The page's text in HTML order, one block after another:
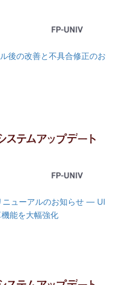
後の改善と不具合修正のお
ニューアルのお知らせ — UI
能を大幅強化